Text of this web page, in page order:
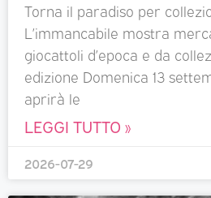
Torna il paradiso per
L’immancabile mostra
giocattoli d’epoca e da
edizione Domenica 13
aprirà le
LEGGI TUTTO »
2026-07-29